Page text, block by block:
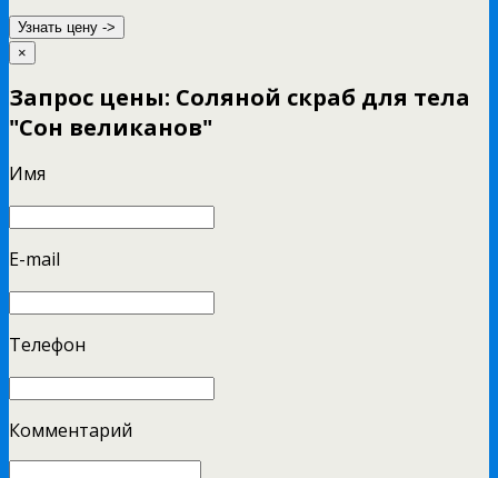
Узнать цену ->
×
Запрос цены: Соляной скраб для тела
"Сон великанов"
Имя
E-mail
Телефон
Комментарий